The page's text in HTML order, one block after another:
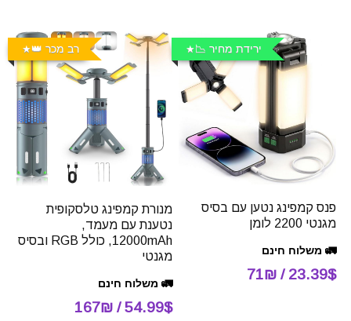
ירידת מחיר 📉
פנס קמפינג נטען עם בסיס
מגנטי 2200 לומן
🚛 משלוח חינם
23.39$ / 71₪
רב מכר 👑
מנורת קמפינג טלסקופית
נטענת עם מעמד,
12000mAh, כולל RGB ובסיס
מגנטי
🚛 משלוח חינם
54.99$ / 167₪